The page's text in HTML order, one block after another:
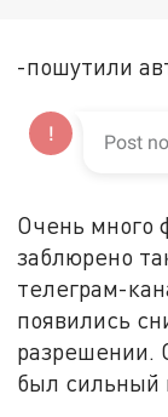
-пошутили
Очень много
заблюрено
телеграм-
появились
разрешении.
был сильный